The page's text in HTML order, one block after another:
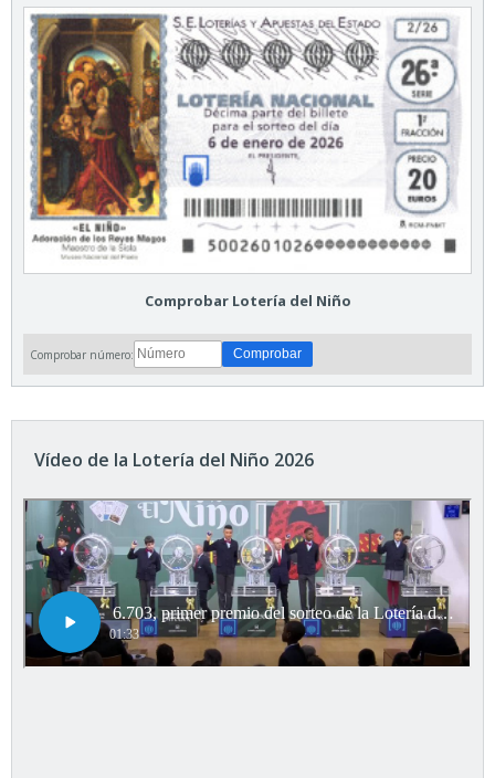
Comprobar Lotería del Niño
Comprobar número:
Vídeo de la Lotería del Niño 2026